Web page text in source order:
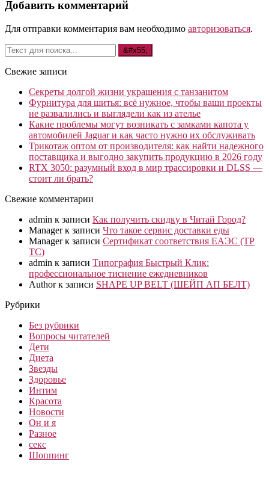
Добавить комментарий
Для отправки комментария вам необходимо авторизоваться.
Свежие записи
Секреты долгой жизни украшения с танзанитом
Фурнитура для шитья: всё нужное, чтобы ваши проекты
не развалились и выглядели как из ателье
Какие проблемы могут возникать с замками капота у
автомобилей Jaguar и как часто нужно их обслуживать
Трикотаж оптом от производителя: как найти надежного
поставщика и выгодно закупить продукцию в 2026 году
RTX 3050: разумный вход в мир трассировки и DLSS —
стоит ли брать?
Свежие комментарии
admin к записи Как получить скидку в Читай Город?
Managerк записи Что такое сервис доставки еды
Managerк записи Сертификат соответствия ЕАЭС (ТР
ТС)
admin к записи Типография Быстрый Клик:
профессиональное тиснение ежедневников
Authorк записи SHAPE UP BELT (ШЕЙП АП БЕЛТ)
Рубрики
Без рубрики
Вопросы читателей
Дети
Диета
Звезды
Здоровье
Интим
Красота
Новости
Он и я
Разное
секс
Шоппинг